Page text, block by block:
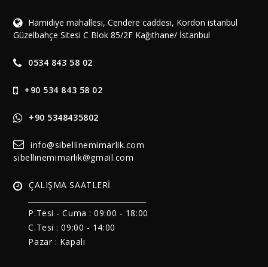
Hamidiye mahallesi, Cendere caddesi, Kordon istanbul
Güzelbahçe Sitesi C Blok 85/2F Kağıthane/ İstanbul
0534 843 58 02
+90 534 843 58 02
+90 5348435802
info@sibellinemimarlik.com
sibellinemimarlik@gmail.com
ÇALIŞMA SAATLERİ
P.Tesi - Cuma : 09:00 - 18:00
C.Tesi : 09:00 - 14:00
Pazar : Kapalı